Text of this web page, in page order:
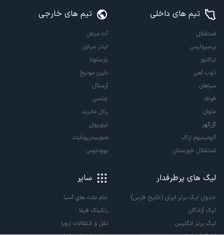
تیم های داخلی
استقلال
پرسپولیس
تراکتور
ذوب آهن
سپاهان
فولاد
ملوان
گل‌گهر
آلومینیوم اراک
استقلال خوزستان
تیم های خارجی
آث میلان
اینتر میلان
بارسلونا
بایرن مونیخ
آرسنال
چلسی
رئال مادرید
لیورپول
منچستریونایتد
یوونتوس
لیگ های پرطرفدار
جدول لیگ برتر ایران (خلیج فارس)
لیگ آزادگان
لیگ برتر انگلیس
سایر
جام ملت های آسیا
رنکینگ فیفا
نقل و انتقالات اروپا